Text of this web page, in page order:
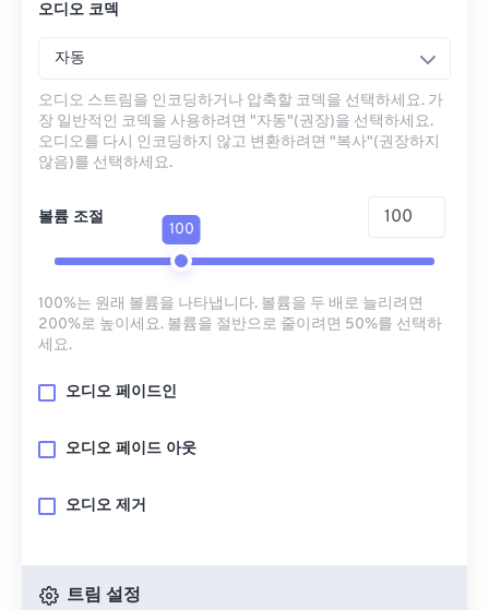
오디오 코덱
자동
오디오 스트림을 인코딩하거나 압축할 코덱을 선택하세요. 가
장 일반적인 코덱을 사용하려면 "자동"(권장)을 선택하세요.
오디오를 다시 인코딩하지 않고 변환하려면 "복사"(권장하지
않음)를 선택하세요.
볼륨 조절
100
100%는 원래 볼륨을 나타냅니다. 볼륨을 두 배로 늘리려면
200%로 높이세요. 볼륨을 절반으로 줄이려면 50%를 선택하
세요.
오디오 페이드인
오디오 페이드 아웃
오디오 제거
트림 설정